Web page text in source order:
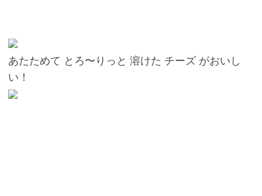
あたためて とろ〜りっと 溶けた チーズ がおいし
い！